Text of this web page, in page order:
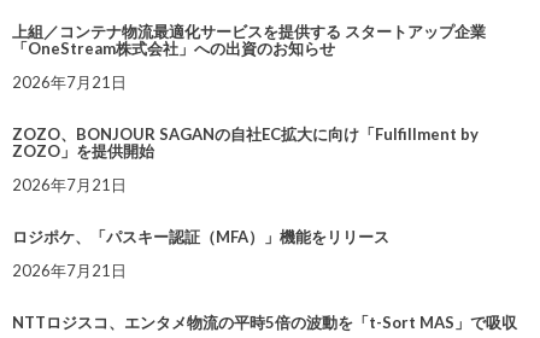
上組／コンテナ物流最適化サービスを提供する スタートアップ企業
「OneStream株式会社」への出資のお知らせ
2026年7月21日
ZOZO、BONJOUR SAGANの自社EC拡大に向け「Fulfillment by
ZOZO」を提供開始
2026年7月21日
ロジポケ、「パスキー認証（MFA）」機能をリリース
2026年7月21日
NTTロジスコ、エンタメ物流の平時5倍の波動を「t-Sort MAS」で吸収